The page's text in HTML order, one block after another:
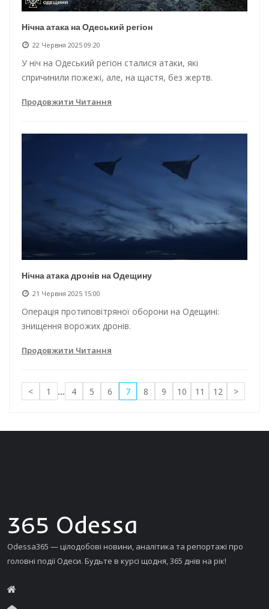
Нічна атака на Одеський регіон
22 Червня 2025 09:20
У ніч на Одеський регіон сталися атаки, які
спричинили пожежі, але, на щастя, без жертв.
Продовжити Читання
Нічна атака дронів на Одещину
21 Червня 2025 15:00
Операція протиповітряної оборони на Одещині:
знищення ворожих дронів.
Продовжити Читання
< 1 ... 4 5 6 7 8 9 10 11 12 >
Odessa365 — цілодобові новини, аналітика та репортажі про
головні події Одеси. Будьте в курсі щодня, 365 днів на рік!